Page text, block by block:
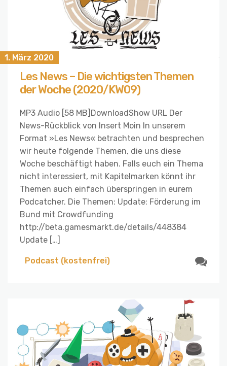
1. März 2020
Les News – Die wichtigsten Themen
der Woche (2020/KW09)
MP3 Audio [58 MB]DownloadShow URL Der
News-Rückblick von Insert Moin In unserem
Format »Les News« betrachten und besprechen
wir heute folgende Themen, die uns diese
Woche beschäftigt haben. Falls euch ein Thema
nicht interessiert, mit Kapitelmarken könnt ihr
Themen auch einfach überspringen in eurem
Podcatcher. Die Themen: Update: Förderung im
Bund mit Crowdfunding
http://beta.gamesmarkt.de/details/448384
Update […]
Podcast (kostenfrei)